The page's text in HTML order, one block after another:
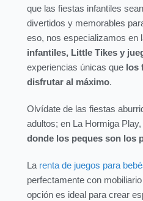
que las fiestas infantiles
divertidos y memorables
eso, nos especializamos en
infantiles, Little Tikes y
experiencias únicas que los
disfrutar al máximo.
Olvídate de las fiestas
adultos; en La Hormiga Play,
donde los peques son los
La renta de juegos para
perfectamente con
opción es ideal para crear